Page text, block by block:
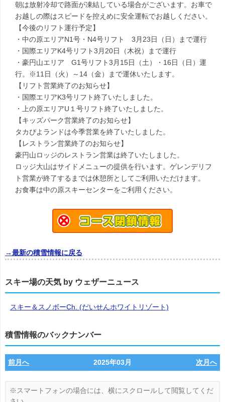
朝は放射冷却で路面が凍結している場合がございます。お車で
お越しの際はスピードを控えめに安全運転でお越しください。
【今後のリフト運行予定】
・中の原エリアN1号・N4号リフト 3月23日（日）まで運行
・国際エリアK4号リフト3月20日（木祝）まで運行
・豪円山エリア G1号リフト3月15日（土）・16日（日）運
行。※11日（火）～14（金）まで運休いたします。
【リフト営業終了のお知らせ】
・国際エリアK3号リフト終了いたしました。
・上の原エリアU１号リフト終了いたしました。
【キッズパーク営業終了のお知らせ】
タカぴよランドは今季営業を終了いたしました。
【レストラン営業終了のお知らせ】
豪円山ロッジのレストラン営業は終了いたしました。
ロッジ大山はサイドメニューの提供を行います。ゲレンデリフ
ト営業が終了するまでは休憩所としてご利用いただけます。
お食事は中の原スキーセンターをご利用ください。
→最新の積雪情報に戻る
スキー場の天気 by ウェザーニュース
スキー＆スノボーCh. (だいせんホワイトリゾート)
積雪情報のバックナンバー
前月へ 2025年03月 次月へ